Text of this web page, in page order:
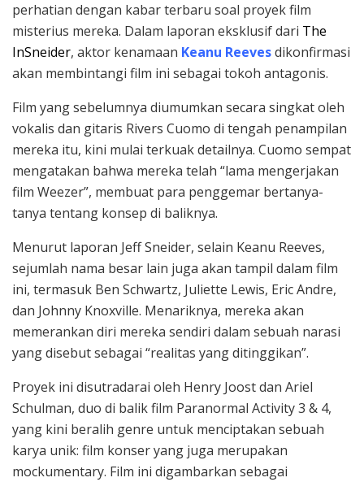
perhatian dengan kabar terbaru soal proyek film
misterius mereka. Dalam laporan eksklusif dari The
InSneider, aktor kenamaan Keanu Reevesdikonfirmasi
akan membintangi film ini sebagai tokoh antagonis.
Film yang sebelumnya diumumkan secara singkat oleh
vokalis dan gitaris Rivers Cuomo di tengah penampilan
mereka itu, kini mulai terkuak detailnya. Cuomo sempat
mengatakan bahwa mereka telah “lama mengerjakan
film Weezer”, membuat para penggemar bertanya-
tanya tentang konsep di baliknya.
Menurut laporan Jeff Sneider, selain Keanu Reeves,
sejumlah nama besar lain juga akan tampil dalam film
ini, termasuk Ben Schwartz, Juliette Lewis, Eric Andre,
dan Johnny Knoxville. Menariknya, mereka akan
memerankan diri mereka sendiri dalam sebuah narasi
yang disebut sebagai “realitas yang ditinggikan”.
Proyek ini disutradarai oleh Henry Joost dan Ariel
Schulman, duo di balik film Paranormal Activity 3 & 4,
yang kini beralih genre untuk menciptakan sebuah
karya unik: film konser yang juga merupakan
mockumentary. Film ini digambarkan sebagai